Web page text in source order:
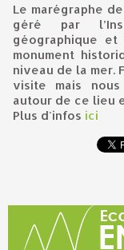
Le marégraphe de Marseille appartient à l’État et il est
géré par
géographique
monument
niveau de la mer.
visite mais
autour de ce lieu
Plus d'infos ici